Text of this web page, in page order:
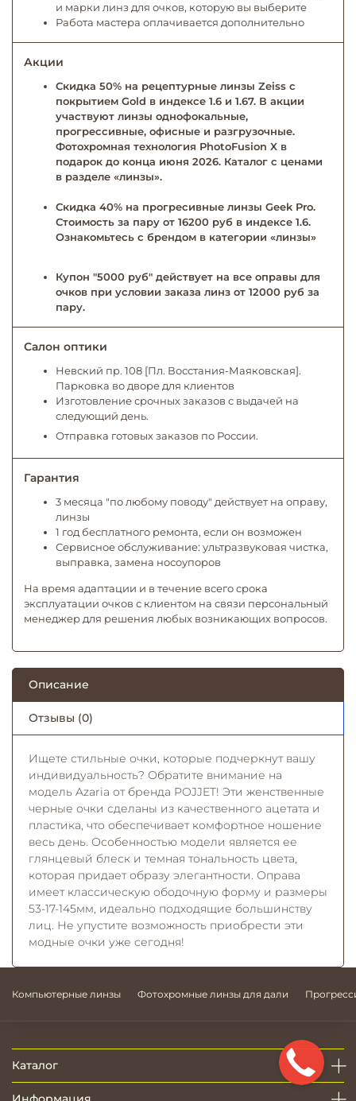
и марки линз для очков, которую вы выберите
Работа мастера оплачивается дополнительно
Акции
Скидка 50% на рецептурные линзы Zeiss с
покрытием Gold в индексе 1.6 и 1.67. В акции
участвуют линзы однофокальные,
прогрессивные, офисные и разгрузочные.
Фотохромная технология PhotoFusion X в
подарок до конца июня 2026. Каталог с ценами
в разделе «линзы».
Скидка 40% на прогресивные линзы Geek Pro.
Стоимость за пару от 16200 руб в индексе 1.6.
Ознакомьтесь с брендом в категории «линзы»
Купон "5000 руб" действует на все оправы для
очков при условии заказа линз от 12000 руб за
пару.
Салон оптики
Невский пр. 108 [Пл. Восстания-Маяковская].
Парковка во дворе для клиентов
Изготовление срочных заказов с выдачей на
следующий день.
Отправка готовых заказов по России.
Гарантия
3 месяца "по любому поводу" действует на оправу,
линзы
1 год бесплатного ремонта, если он возможен
Сервисное обслуживание: ультразвуковая чистка,
выправка, замена носоупоров
На время адаптации и в течение всего срока
эксплуатации очков с клиентом на связи персональный
менеджер для решения любых возникающих вопросов.
Описание
Отзывы (0)
Ищете стильные очки, которые подчеркнут вашу
индивидуальность? Обратите внимание на
модель Azaria от бренда POJJET! Эти женственные
черные очки сделаны из качественного ацетата и
пластика, что обеспечивает комфортное ношение
весь день. Особенностью модели является ее
глянцевый блеск и темная тональность цвета,
которая придает образу элегантности. Оправа
имеет классическую ободочную форму и размеры
53-17-145мм, идеально подходящие большинству
лиц. Не упустите возможность приобрести эти
модные очки уже сегодня!
Компьютерные линзы Фотохромные линзы для дали
Каталог